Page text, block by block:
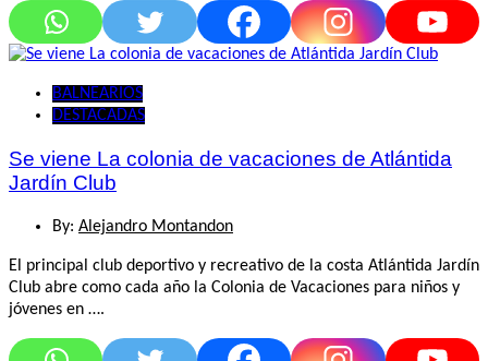
BALNEARIOS
DESTACADAS
Se viene La colonia de vacaciones de Atlántida
Jardín Club
By: Alejandro Montandon
El principal club deportivo y recreativo de la costa Atlántida Jardín
Club abre como cada año la Colonia de Vacaciones para niños y
jóvenes en ….